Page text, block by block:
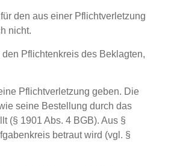
den aus einer Pflichtverletzung
nicht.
Pflichtenkreis des Beklagten,
Pflichtverletzung geben. Die
seine Bestellung durch das
(§ 1901 Abs. 4 BGB). Aus §
betraut wird (vgl. §